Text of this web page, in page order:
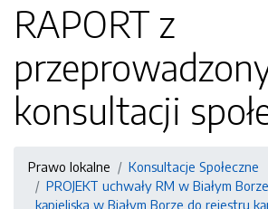
RAPORT z
konsultacji
Prawo lokalne
Konsultacje Społeczne
PROJEKT uchwały RM w Białym
kąpieliska w Białym Borze do rejestru